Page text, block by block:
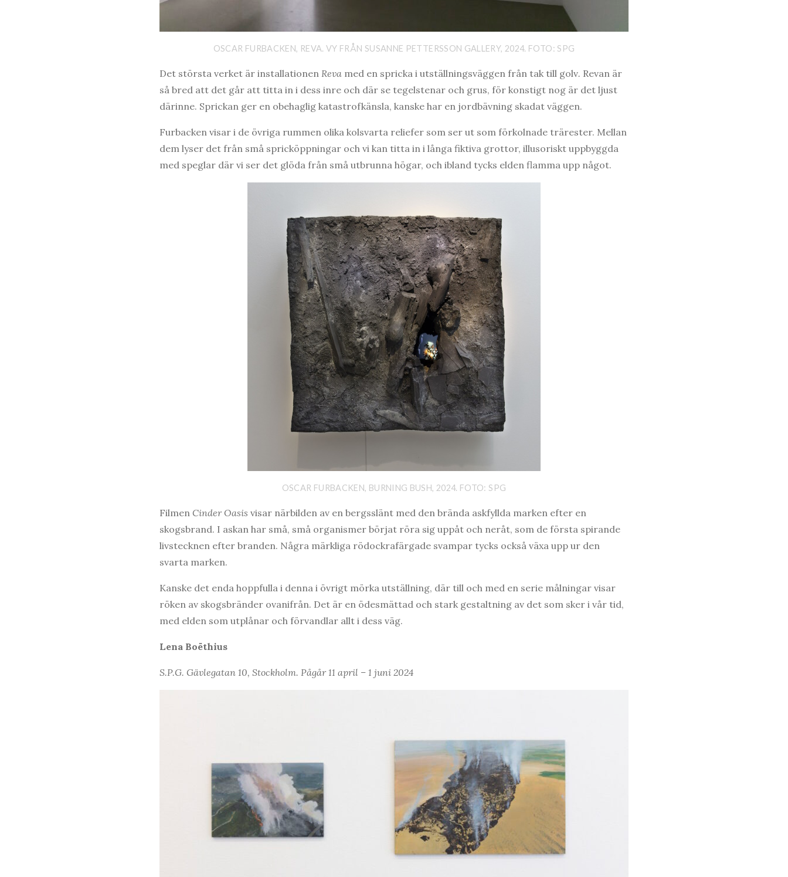
OSCAR FURBACKEN, REVA. VY FRÅN SUSANNE PETTERSSON GALLERY, 2024. FOTO: SPG
Det största verket är installationen Reva med en spricka i utställningsväggen från tak till golv. Revan är
så bred att det går att titta in i dess inre och där se tegelstenar och grus, för konstigt nog är det ljust
därinne. Sprickan ger en obehaglig katastrofkänsla, kanske har en jordbävning skadat väggen.
Furbacken visar i de övriga rummen olika kolsvarta reliefer som ser ut som förkolnade trärester. Mellan
dem lyser det från små spricköppningar och vi kan titta in i långa fiktiva grottor, illusoriskt uppbyggda
med speglar där vi ser det glöda från små utbrunna högar, och ibland tycks elden flamma upp något.
OSCAR FURBACKEN, BURNING BUSH, 2024. FOTO: SPG
Filmen Cinder Oasis visar närbilden av en bergsslänt med den brända askfyllda marken efter en
skogsbrand. I askan har små, små organismer börjat röra sig uppåt och neråt, som de första spirande
livstecknen efter branden. Några märkliga rödockrafärgade svampar tycks också växa upp ur den
svarta marken.
Kanske det enda hoppfulla i denna i övrigt mörka utställning, där till och med en serie målningar visar
röken av skogsbränder ovanifrån. Det är en ödesmättad och stark gestaltning av det som sker i vår tid,
med elden som utplånar och förvandlar allt i dess väg.
Lena Boëthius
S.P.G. Gävlegatan 10, Stockholm. Pågår 11 april – 1 juni 2024